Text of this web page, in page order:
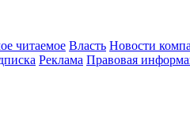
читаемое Власть Новости
Реклама Правовая